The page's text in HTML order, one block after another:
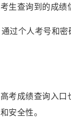
生查询到的成绩
过个人考号和
考成绩查询入
安全性。